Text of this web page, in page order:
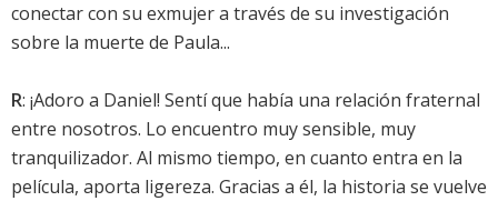
conectar con su exmujer a través de su investigación
sobre la muerte de Paula...
R: ¡Adoro a Daniel! Sentí que había una relación fraternal
entre nosotros. Lo encuentro muy sensible, muy
tranquilizador. Al mismo tiempo, en cuanto entra en la
película, aporta ligereza. Gracias a él, la historia se vuelve